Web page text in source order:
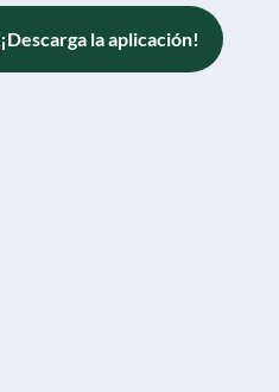
¡Descarga la aplicación!